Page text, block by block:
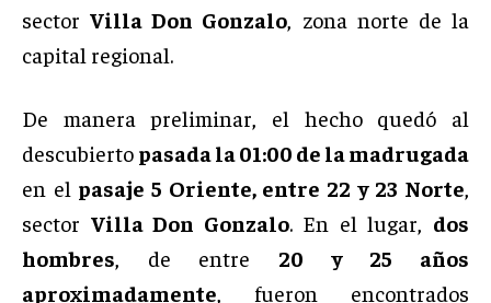
sectorVilla Don Gonzalo, zona norte de la
capital regional.
De manera preliminar, el hecho quedó al
descubierto pasada la 01:00 de la madrugada
en el pasaje 5 Oriente, entre 22 y 23 Norte,
sector Villa Don Gonzalo. En el lugar, dos
hombres, de entre 20 y 25 años
aproximadamente, fueron encontrados